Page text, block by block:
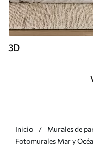
3D
Inicio
Murales de
Fotomurales Mar y